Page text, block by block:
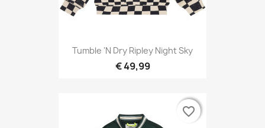
Tumble 'N Dry Ripley Night Sky
€ 49,99
favorite_border
favorite_border